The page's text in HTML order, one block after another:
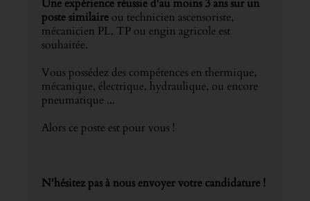
Une expérience réussie d'au moins 3 ans sur un
poste similaire ou technicien ascensoriste,
mécanicien PL, TP ou engin agricole est
souhaitée.
Vous possédez des compétences en thermique,
mécanique, électrique, hydraulique, ou encore
pneumatique ...
Alors ce poste est pour vous !
N'hésitez pas à nous envoyer votre candidature !